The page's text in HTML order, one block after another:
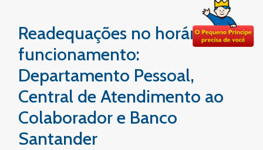
Readequações no horário de
funcionamento:
Departamento Pessoal,
Central de Atendimento ao
Colaborador e Banco
Santander